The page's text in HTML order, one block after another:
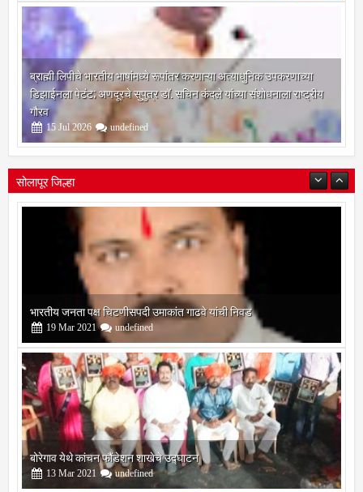
ब्राह्मी लिपीचे भारतीय भाषांमध्ये रूपांतर करणाऱ्या अत्याधुनिक उपकरणाच्या
डिझाईनला पेटंट; अणदूरचे सुपुत्र डॉ. सचिन कंदले यांच्या संशोधनाला राष्ट्रीय
गौरव
15 Jul 2026 undefined
सोलापूर जिल्हा
बोरेगाव येथे कांचन फौंडेशन शाखेचे उद्घाटन
13 Mar 2021 undefined
सोलापूर जिल्हा वृत्तपत्र लेखकमंच कडून वार्षिक पत्रलेखन स्पर्धेचे आयोजन
09 Feb 2021 undefined